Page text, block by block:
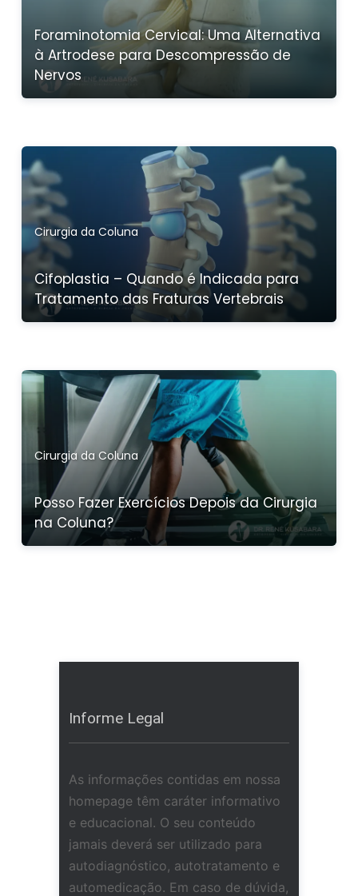
Foraminotomia Cervical: Uma Alternativa
à Artrodese para Descompressão de
Nervos
Cirurgia da Coluna
Cifoplastia – Quando é Indicada para
Tratamento das Fraturas Vertebrais
Cirurgia da Coluna
Posso Fazer Exercícios Depois da Cirurgia
na Coluna?
Informe Legal
As informações contidas em nossa
homepage têm caráter informativo
e educacional. O seu conteúdo
jamais deverá ser utilizado para
autodiagnóstico, autotratamento e
automedicação. Em caso de dúvida,